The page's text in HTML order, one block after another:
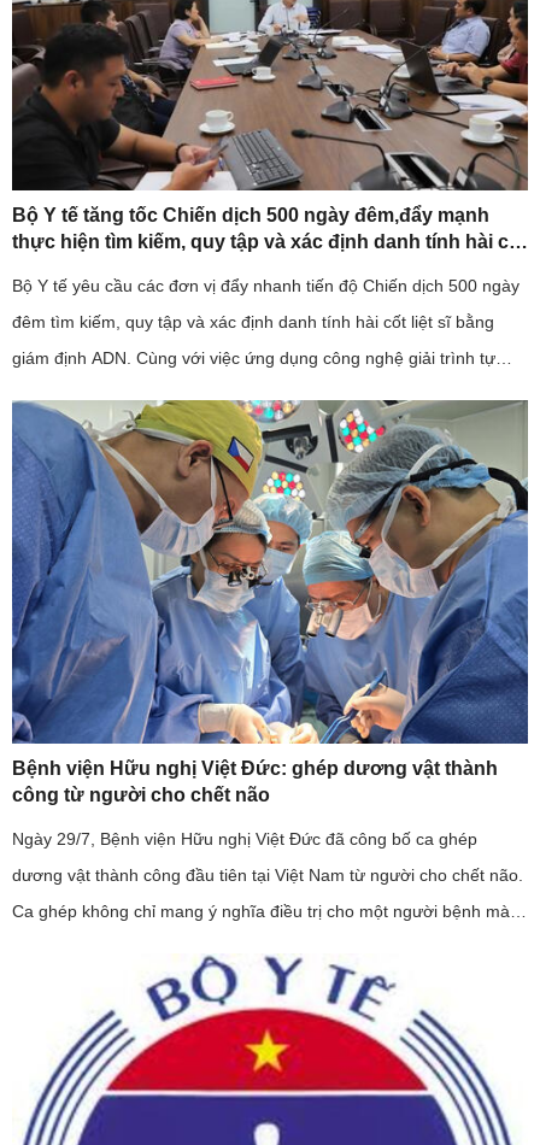
Bộ Y tế tăng tốc Chiến dịch 500 ngày đêm,đẩy mạnh
thực hiện tìm kiếm, quy tập và xác định danh tính hài cốt
Bộ Y tế yêu cầu các đơn vị đẩy nhanh tiến độ Chiến dịch 500 ngày
đêm tìm kiếm, quy tập và xác định danh tính hài cốt liệt sĩ bằng
giám định ADN. Cùng với việc ứng dụng công nghệ giải trình tự
Bệnh viện Hữu nghị Việt Đức: ghép dương vật thành
công từ người cho chết não
Ngày 29/7, Bệnh viện Hữu nghị Việt Đức đã công bố ca ghép
dương vật thành công đầu tiên tại Việt Nam từ người cho chết não.
Ca ghép không chỉ mang ý nghĩa điều trị cho một người bệnh mà